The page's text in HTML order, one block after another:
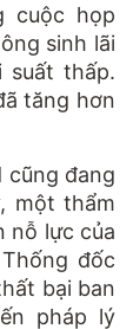
cuộc họp
sinh lãi
suất thấp.
tăng hơn
cũng đang
một thẩm
nỗ lực của
đốc
bại ban
pháp lý